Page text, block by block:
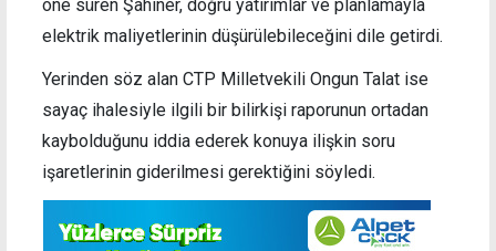
öne süren Şahiner, doğru yatırımlar ve planlamayla
elektrik maliyetlerinin düşürülebileceğini dile getirdi.
Yerinden söz alan CTP Milletvekili Ongun Talat ise
sayaç ihalesiyle ilgili bir bilirkişi raporunun ortadan
kaybolduğunu iddia ederek konuya ilişkin soru
işaretlerinin giderilmesi gerektiğini söyledi.